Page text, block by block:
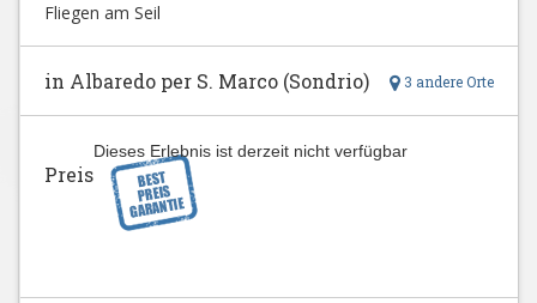
Fliegen am Seil
3 andere Orte
in Albaredo per S. Marco (Sondrio)
Dieses Erlebnis ist derzeit nicht verfügbar
Preis